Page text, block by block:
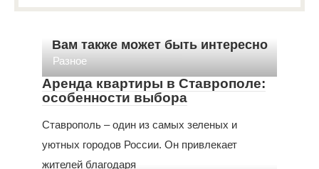
Вам также может быть интересно
Разное
Аренда квартиры в Ставрополе:
особенности выбора
Ставрополь – один из самых зеленых и
уютных городов России. Он привлекает
жителей благодаря